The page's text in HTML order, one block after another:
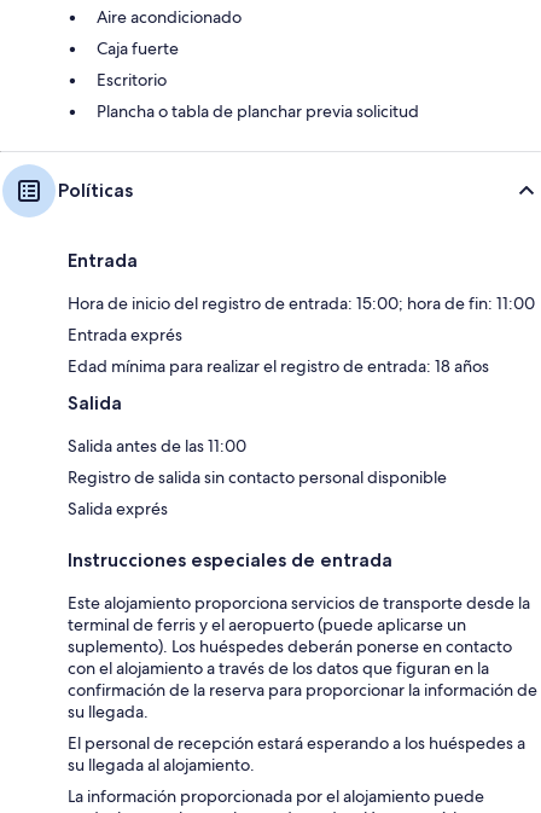
Aire acondicionado
Caja fuerte
Escritorio
Plancha o tabla de planchar previa solicitud
Políticas
Entrada
Hora de inicio del registro de entrada: 15:00; hora de fin: 11:00
Entrada exprés
Edad mínima para realizar el registro de entrada: 18 años
Salida
Salida antes de las 11:00
Registro de salida sin contacto personal disponible
Salida exprés
Instrucciones especiales de entrada
Este alojamiento proporciona servicios de transporte desde la
terminal de ferris y el aeropuerto (puede aplicarse un
suplemento). Los huéspedes deberán ponerse en contacto
con el alojamiento a través de los datos que figuran en la
confirmación de la reserva para proporcionar la información de
su llegada.
El personal de recepción estará esperando a los huéspedes a
su llegada al alojamiento.
La información proporcionada por el alojamiento puede